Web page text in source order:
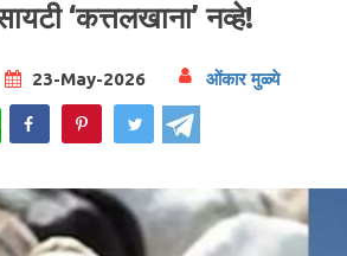
‘कत्तलखाना’ नव्हे!
23-May-2026 ओंकार मुळ्ये
WhatsApp